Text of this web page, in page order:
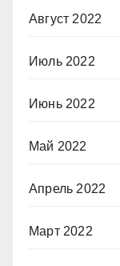
Август 2022
Июль 2022
Июнь 2022
Май 2022
Апрель 2022
Март 2022